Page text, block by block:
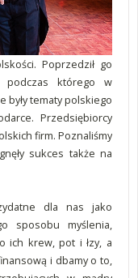
Poprzedził go
podczas którego w
były tematy polskiego
Przedsiębiorcy
firm. Poznaliśmy
sukces także na
dla nas jako
sposobu myślenia,
ich krew, pot i łzy, a
i dbamy o to,